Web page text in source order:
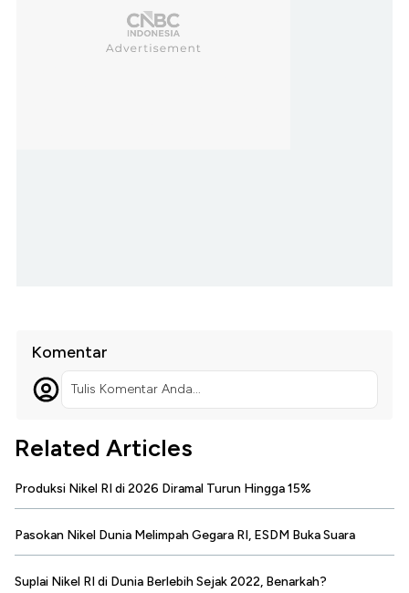
Komentar
Tulis Komentar Anda...
Related Articles
Produksi Nikel RI di 2026 Diramal Turun Hingga 15%
Pasokan Nikel Dunia Melimpah Gegara RI, ESDM Buka Suara
Suplai Nikel RI di Dunia Berlebih Sejak 2022, Benarkah?